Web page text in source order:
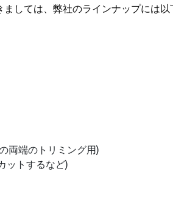
しては、弊社のラインナップには以
両端のトリミング用)
ットするなど)